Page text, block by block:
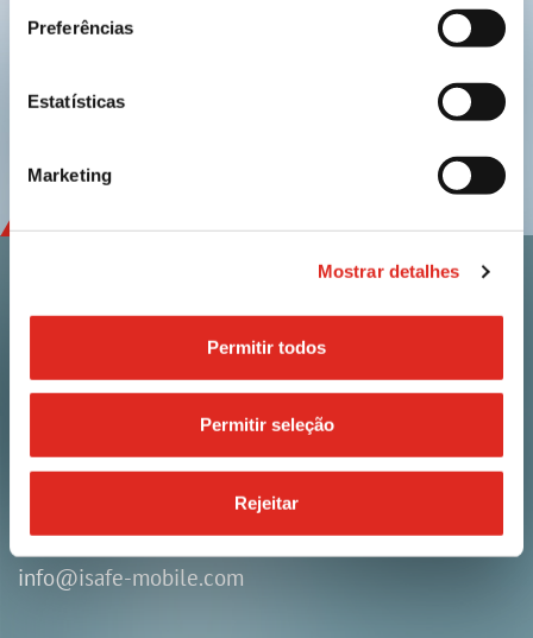
Preferências
Estatísticas
Marketing
Mostrar detalhes
Permitir todos
Permitir seleção
Rejeitar
Contato
i.safe MOBILE GmbH
i_Park Tauberfranken 10
97922 Lauda-Koenigshofen
Alemanha
info@isafe-mobile.com